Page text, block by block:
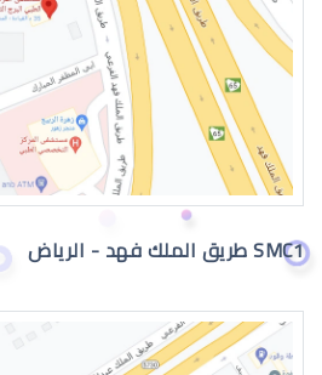
اعراض الماء الازرق بالعين
اسباب الماء الازرق بالعين
SMC1 طريق الملك فهد - الرياض